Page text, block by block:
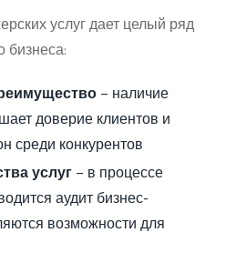
услуг дает целый ряд
– наличие
доверие клиентов и
среди конкурентов
услуг– в процессе
аудит бизнес-
возможности для